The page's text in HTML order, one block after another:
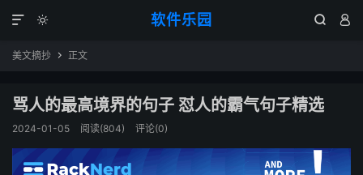
软件乐园 
 

美文摘抄  正文
骂人的最高境界的句子 怼人的霸气句子精选
2024-01-05 阅读(804) 评论(0)